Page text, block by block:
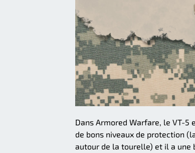
Dans Armored Warfare, le VT-5
de bons niveaux de protection
autour de la tourelle) et il a une